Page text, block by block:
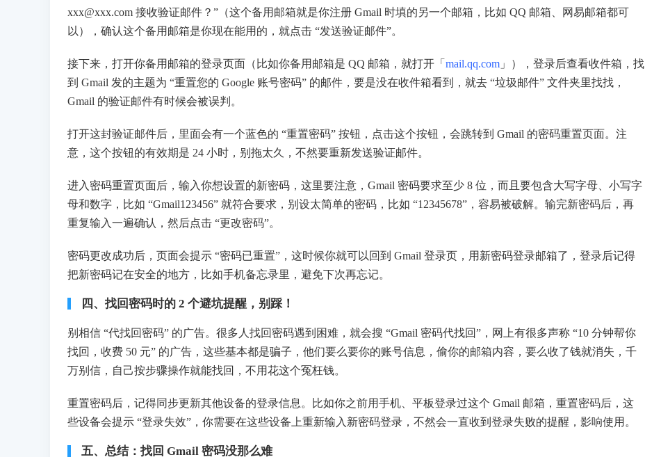
xxx@xxx.com 接收验证邮件？”（这个备用邮箱就是你注册 Gmail 时填的另一个邮箱，比如 QQ 邮箱、网易邮箱都可
以），确认这个备用邮箱是你现在能用的，就点击 “发送验证邮件”。
接下来，打开你备用邮箱的登录页面（比如你备用邮箱是 QQ 邮箱，就打开「 mail.qq.com 」），登录后查看收件箱，找
到 Gmail 发的主题为 “重置您的 Google 账号密码” 的邮件，要是没在收件箱看到，就去 “垃圾邮件” 文件夹里找找，
Gmail 的验证邮件有时候会被误判。
打开这封验证邮件后，里面会有一个蓝色的 “重置密码” 按钮，点击这个按钮，会跳转到 Gmail 的密码重置页面。注
意，这个按钮的有效期是 24 小时，别拖太久，不然要重新发送验证邮件。
进入密码重置页面后，输入你想设置的新密码，这里要注意，Gmail 密码要求至少 8 位，而且要包含大写字母、小写字
母和数字，比如 “Gmail123456” 就符合要求，别设太简单的密码，比如 “12345678”，容易被破解。输完新密码后，再
重复输入一遍确认，然后点击 “更改密码”。
密码更改成功后，页面会提示 “密码已重置”，这时候你就可以回到 Gmail 登录页，用新密码登录邮箱了，登录后记得
把新密码记在安全的地方，比如手机备忘录里，避免下次再忘记。
四、找回密码时的 2 个避坑提醒，别踩！
别相信 “代找回密码” 的广告。很多人找回密码遇到困难，就会搜 “Gmail 密码代找回”，网上有很多声称 “10 分钟帮你
找回，收费 50 元” 的广告，这些基本都是骗子，他们要么要你的账号信息，偷你的邮箱内容，要么收了钱就消失，千
万别信，自己按步骤操作就能找回，不用花这个冤枉钱。
重置密码后，记得同步更新其他设备的登录信息。比如你之前用手机、平板登录过这个 Gmail 邮箱，重置密码后，这
些设备会提示 “登录失效”，你需要在这些设备上重新输入新密码登录，不然会一直收到登录失败的提醒，影响使用。
五、总结：找回 Gmail 密码没那么难